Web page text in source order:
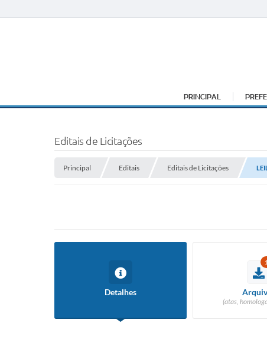
PRINCIPAL
Editais de Licitações
Principal Editais Editais de Licitações
Detalhes
1
(atas,